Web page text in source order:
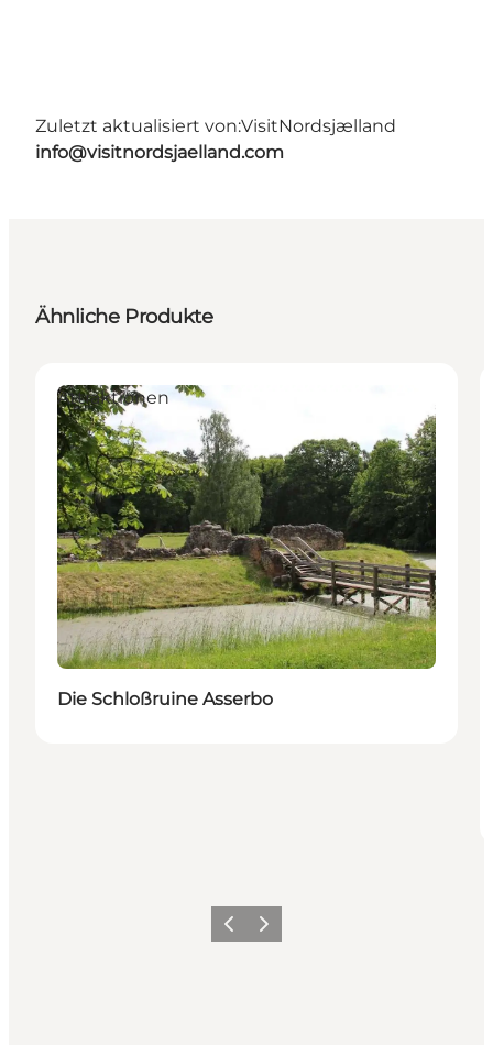
Zuletzt aktualisiert von:VisitNordsjælland
info@visitnordsjaelland.com
Ähnliche Produkte
Attraktionen
Die Schloßruine Asserbo
ZurückWeiter